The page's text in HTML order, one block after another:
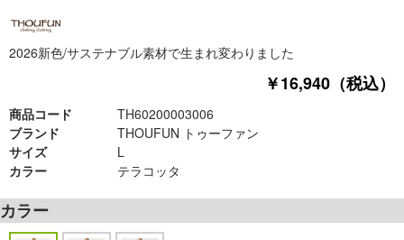
2026新色/サステナブル素材で生まれ変わりました
￥16,940（税込）
商品コード
TH60200003006
ブランド
THOUFUN トゥーファン
サイズ
L
カラー
テラコッタ
カラー